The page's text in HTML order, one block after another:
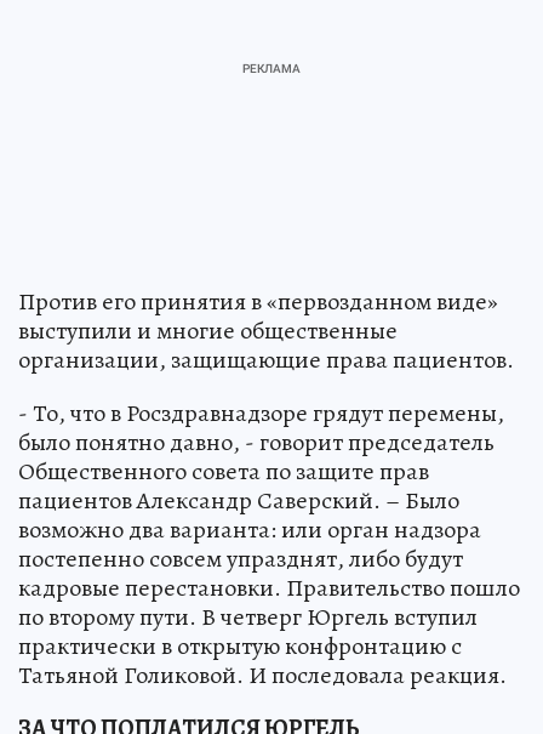
Против его принятия в «первозданном виде»
выступили и многие общественные
организации, защищающие права пациентов.
- То, что в Росздравнадзоре грядут перемены,
было понятно давно, - говорит председатель
Общественного совета по защите прав
пациентов Александр Саверский. – Было
возможно два варианта: или орган надзора
постепенно совсем упразднят, либо будут
кадровые перестановки. Правительство пошло
по второму пути. В четверг Юргель вступил
практически в открытую конфронтацию с
Татьяной Голиковой. И последовала реакция.